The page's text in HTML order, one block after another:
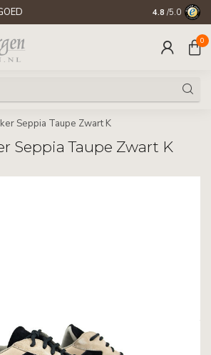
4.8 /5.0
0
Seppia Taupe Zwart K
Seppia Taupe Zwart K